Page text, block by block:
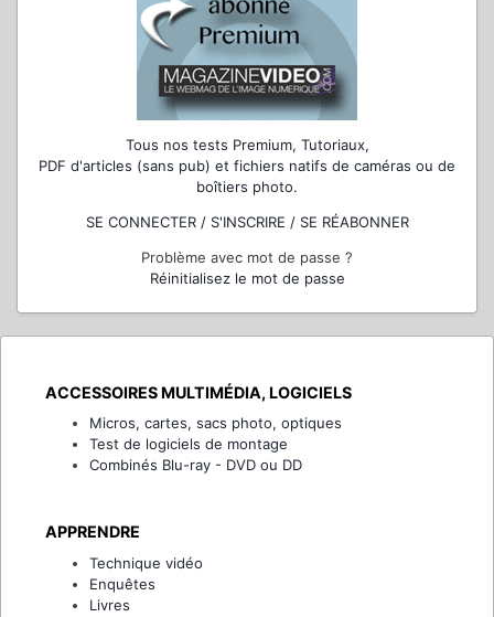
Tous nos tests Premium, Tutoriaux,
PDF d'articles (sans pub) et fichiers natifs de caméras ou de
boîtiers photo.
SE CONNECTER / S'INSCRIRE / SE RÉABONNER
Problème avec mot de passe ?
Réinitialisez le mot de passe
ACCESSOIRES MULTIMÉDIA, LOGICIELS
Micros, cartes, sacs photo, optiques
Test de logiciels de montage
Combinés Blu-ray - DVD ou DD
APPRENDRE
Technique vidéo
Enquêtes
Livres